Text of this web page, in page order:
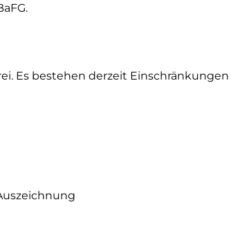
Es bestehen derzeit Einschränkungen